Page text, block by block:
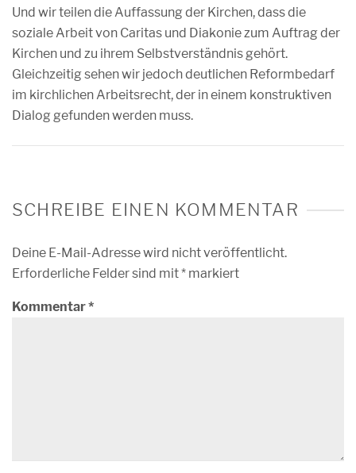
Und wir teilen die Auffassung der Kirchen, dass die
soziale Arbeit von Caritas und Diakonie zum Auftrag der
Kirchen und zu ihrem Selbstverständnis gehört.
Gleichzeitig sehen wir jedoch deutlichen Reformbedarf
im kirchlichen Arbeitsrecht, der in einem konstruktiven
Dialog gefunden werden muss.
SCHREIBE EINEN KOMMENTAR
Deine E-Mail-Adresse wird nicht veröffentlicht.
Erforderliche Felder sind mit* markiert
Kommentar*